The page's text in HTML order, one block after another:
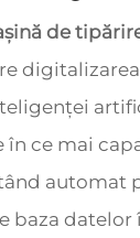
de
în ce mai
automat
baza datelor